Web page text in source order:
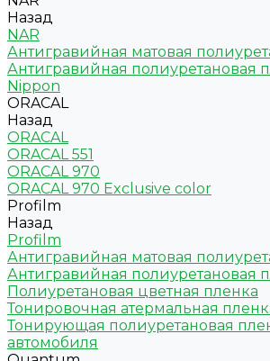
Назад
NAR
Антигравийная матовая
Антигравийная полиуретановая
Nippon
ORACAL
Назад
ORACAL
ORACAL 551
ORACAL 970
ORACAL 970 Exclusive color
Profilm
Назад
Profilm
Антигравийная матовая
Антигравийная полиуретановая
Полиуретановая цветная пленка
Тонировочная атермальная
Тонирующая полиуретановая
автомобиля